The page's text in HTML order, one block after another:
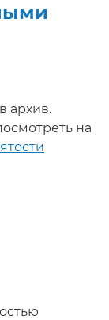
архив.
на